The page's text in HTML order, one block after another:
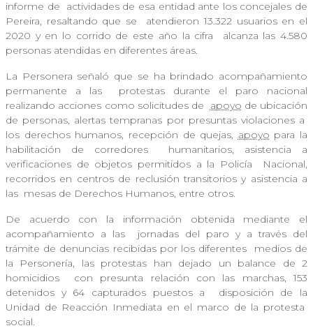
informe de
actividades de esa entidad ante los concejales de
Pereira, resaltando que se
atendieron 13.322 usuarios en el
2020 y en lo corrido de este año la cifra
alcanza las 4.580
personas atendidas en diferentes áreas.
La Personera señaló que se ha brindado acompañamiento
permanente a las
protestas durante el paro nacional
realizando acciones como solicitudes de
apoyo de ubicación
de personas, alertas tempranas por presuntas violaciones a
los derechos humanos, recepción de quejas, apoyo para la
habilitación de corredores
humanitarios, asistencia a
verificaciones de objetos permitidos a la Policía
Nacional,
recorridos en centros de reclusión transitorios y asistencia a
las mesas de Derechos Humanos, entre otros.
De acuerdo con la información obtenida mediante el
acompañamiento a las
jornadas del paro y a través del
trámite de denuncias recibidas por los diferentes
medios de
la Personería, las protestas han dejado un balance de 2
homicidios
con presunta relación con las marchas, 153
detenidos y 64 capturados puestos a
disposición de la
Unidad de Reacción Inmediata en el marco de la protesta
social.